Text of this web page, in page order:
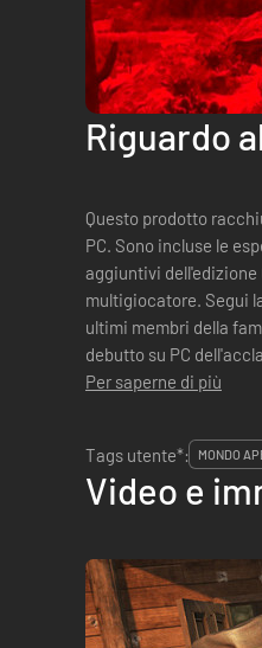
Riguardo
Questo prodotto
PC. Sono incluse le esperienze per giocatore singolo di entrambi i titoli, compresi i contenuti
aggiuntivi dell'edizione
multigiocatore. Segui la storia dell'ex fuorilegge John Marston nel suo tentativo di ritrovare gli
ultimi membri della
debutto su PC
Per saperne di più
Tags utente*:
MONDO
Video e